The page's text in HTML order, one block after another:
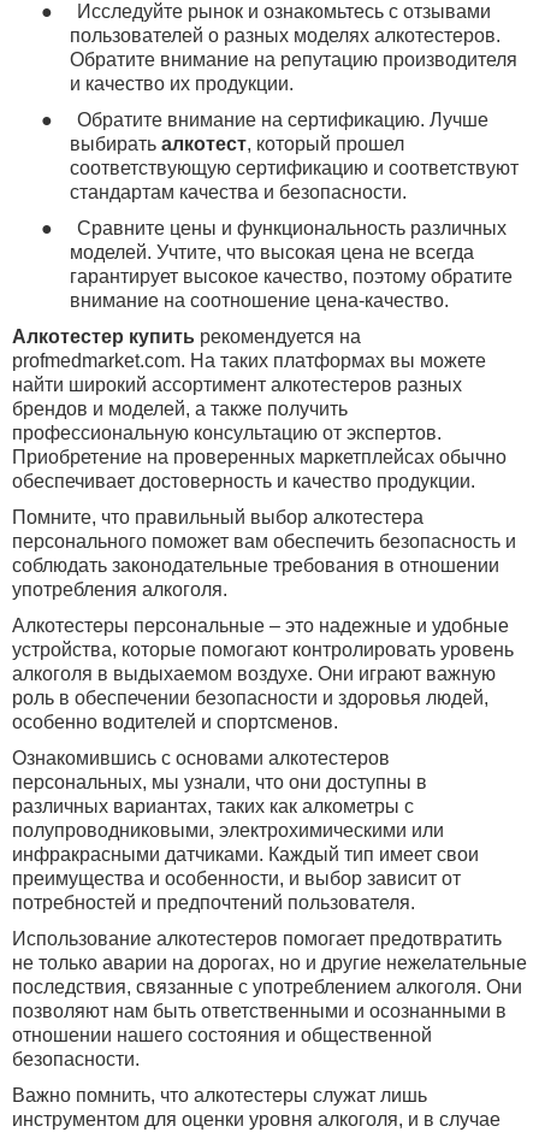
●
Исследуйте рынок и ознакомьтесь с отзывами
пользователей о разных моделях алкотестеров.
Обратите внимание на репутацию производителя
и качество их продукции.
●
Обратите внимание на сертификацию. Лучше
выбирать алкотест, который прошел
соответствующую сертификацию и соответствуют
стандартам качества и безопасности.
●
Сравните цены и функциональность различных
моделей. Учтите, что высокая цена не всегда
гарантирует высокое качество, поэтому обратите
внимание на соотношение цена-качество.
Алкотестер купить рекомендуется на
profmedmarket.com. На таких платформах вы можете
найти широкий ассортимент алкотестеров разных
брендов и моделей, а также получить
профессиональную консультацию от экспертов.
Приобретение на проверенных маркетплейсах обычно
обеспечивает достоверность и качество продукции.
Помните, что правильный выбор алкотестера
персонального поможет вам обеспечить безопасность и
соблюдать законодательные требования в отношении
употребления алкоголя.
Алкотестеры персональные – это надежные и удобные
устройства, которые помогают контролировать уровень
алкоголя в выдыхаемом воздухе. Они играют важную
роль в обеспечении безопасности и здоровья людей,
особенно водителей и спортсменов.
Ознакомившись с основами алкотестеров
персональных, мы узнали, что они доступны в
различных вариантах, таких как алкометры с
полупроводниковыми, электрохимическими или
инфракрасными датчиками. Каждый тип имеет свои
преимущества и особенности, и выбор зависит от
потребностей и предпочтений пользователя.
Использование алкотестеров помогает предотвратить
не только аварии на дорогах, но и другие нежелательные
последствия, связанные с употреблением алкоголя. Они
позволяют нам быть ответственными и осознанными в
отношении нашего состояния и общественной
безопасности.
Важно помнить, что алкотестеры служат лишь
инструментом для оценки уровня алкоголя, и в случае